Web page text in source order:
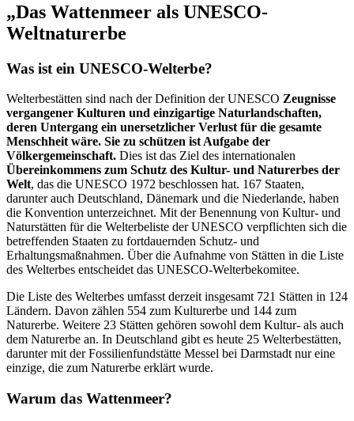
„Das Wattenmeer als UNESCO-
Weltnaturerbe
Was ist ein UNESCO-Welterbe?
Welterbestätten sind nach der Definition der UNESCO Zeugnisse
vergangener Kulturen und einzigartige Naturlandschaften,
deren Untergang ein unersetzlicher Verlust für die gesamte
Menschheit wäre. Sie zu schützen ist Aufgabe der
Völkergemeinschaft. Dies ist das Ziel des internationalen
Übereinkommens zum Schutz des Kultur- und Naturerbes der
Welt, das die UNESCO 1972 beschlossen hat. 167 Staaten,
darunter auch Deutschland, Dänemark und die Niederlande, haben
die Konvention unterzeichnet. Mit der Benennung von Kultur- und
Naturstätten für die Welterbeliste der UNESCO verpflichten sich die
betreffenden Staaten zu fortdauernden Schutz- und
Erhaltungsmaßnahmen. Über die Aufnahme von Stätten in die Liste
des Welterbes entscheidet das UNESCO-Welterbekomitee.
Die Liste des Welterbes umfasst derzeit insgesamt 721 Stätten in 124
Ländern. Davon zählen 554 zum Kulturerbe und 144 zum
Naturerbe. Weitere 23 Stätten gehören sowohl dem Kultur- als auch
dem Naturerbe an. In Deutschland gibt es heute 25 Welterbestätten,
darunter mit der Fossilienfundstätte Messel bei Darmstadt nur eine
einzige, die zum Naturerbe erklärt wurde.
Warum das Wattenmeer?